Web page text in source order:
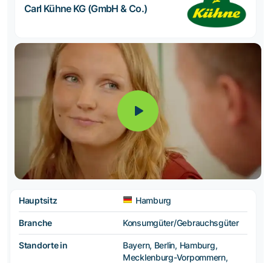
Carl Kühne KG (GmbH & Co.)
Hauptsitz Hamburg
Branche Konsumgüter/Gebrauchsgüter
Standorte in
Bayern, Berlin, Hamburg,
Mecklenburg-Vorpommern,